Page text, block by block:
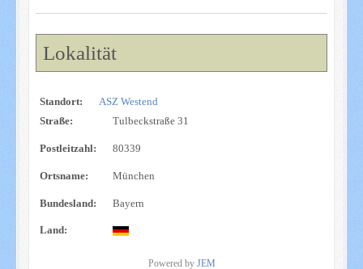
Lokalität
Standort:
ASZ Westend
Straße:
Tulbeckstraße 31
Postleitzahl: 80339
Ortsname: München
Bundesland: Bayern
Land:
Powered by JEM